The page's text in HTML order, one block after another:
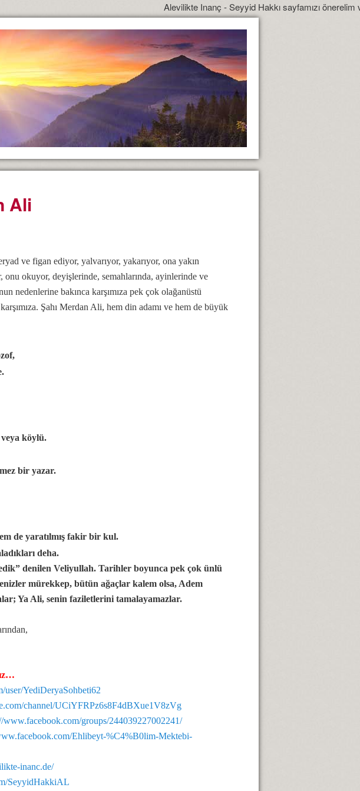
Alevilikte Inanç - Seyyid Hakkı sayfamızı önerelim ve
Ali
ve figan ediyor, yalvarıyor, yakarıyor, ona yakın
onu okuyor, deyişlerinde, semahlarında, ayinlerinde ve
nedenlerine bakınca karşımıza pek çok olağanüstü
Şahı Merdan Ali, hem din adamı ve hem de büyük
veya köylü.
bir yazar.
de yaratılmış fakir bir kul.
deha.
denilen Veliyullah. Tarihler boyunca pek çok ünlü
mürekkep, bütün ağaçlar kalem olsa, Adem
Ya Ali, senin faziletlerini tamalayamazlar.
YediDeryaSohbeti62
channel/UCiYFRPz6s8F4dBXue1V8zVg
www.facebook.com/groups/244039227002241/
Ehlibeyt-%C4%B0lim-Mektebi-
inanc.de/
SeyyidHakkiAL